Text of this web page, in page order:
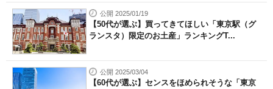
公開 2025/01/19
【50代が選ぶ】買ってきてほしい「東京駅（グ
ランスタ）限定のお土産」ランキングT...
公開 2025/03/04
【60代が選ぶ】センスをほめられそうな「東京